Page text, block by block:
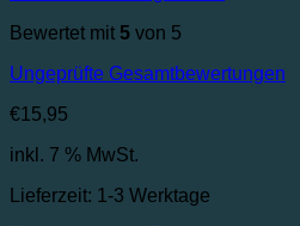
Bewertet mit 5 von 5
Ungeprüfte Gesamtbewertungen
€15,95
inkl. 7 % MwSt.
Lieferzeit: 1-3 Werktage